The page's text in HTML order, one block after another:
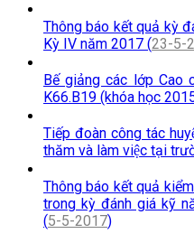
Thông báo kết quả kỳ
Kỳ IV năm 2017 (23-5-
Bế giảng các lớp Cao
K66.B19 (khóa học
Tiếp đoàn công tác
thăm và làm việc tại
Thông báo kết quả
trong kỳ đánh giá kỹ
(5-5-2017)